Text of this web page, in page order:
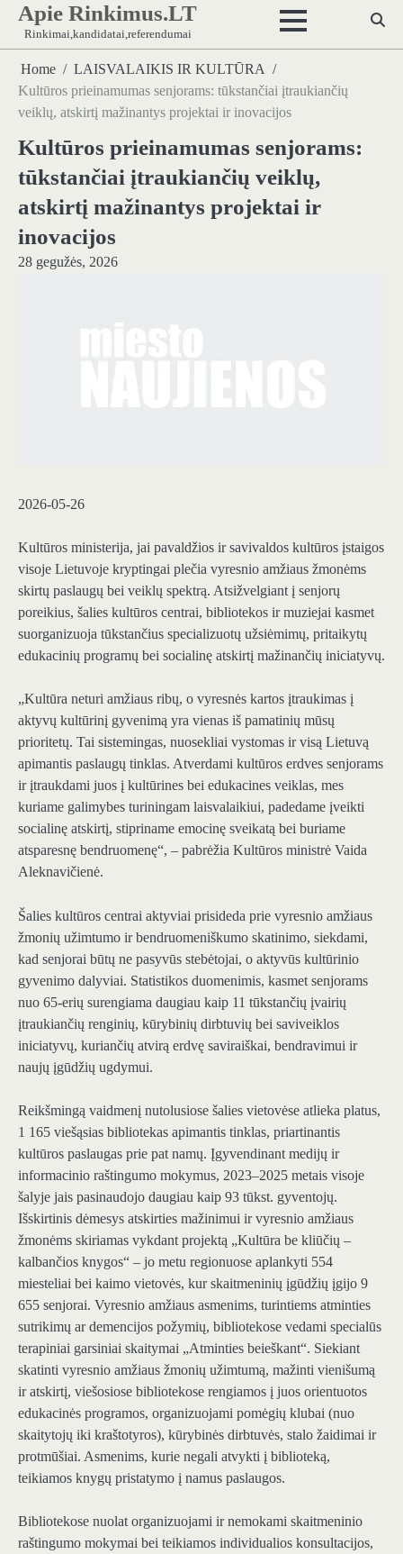
Skip
content
Apie Rinkimus.LT
Rinkimai,kandidatai,referendumai
Home
LAISVALAIKIS IR KULTŪRA
Kultūros prieinamumas senjorams: tūkstančiai įtraukiančių
veiklų, atskirtį mažinantys projektai ir inovacijos
Kultūros prieinamumas senjorams:
tūkstančiai įtraukiančių veiklų,
atskirtį mažinantys projektai ir
inovacijos
28 gegužės, 2026
2026-05-26
Kultūros ministerija, jai pavaldžios ir savivaldos kultūros įstaigos
visoje Lietuvoje kryptingai plečia vyresnio amžiaus žmonėms
skirtų paslaugų bei veiklų spektrą. Atsižvelgiant į senjorų
poreikius, šalies kultūros centrai, bibliotekos ir muziejai kasmet
suorganizuoja tūkstančius specializuotų užsiėmimų, pritaikytų
edukacinių programų bei socialinę atskirtį mažinančių iniciatyvų.
„Kultūra neturi amžiaus ribų, o vyresnės kartos įtraukimas į
aktyvų kultūrinį gyvenimą yra vienas iš pamatinių mūsų
prioritetų. Tai sistemingas, nuosekliai vystomas ir visą Lietuvą
apimantis paslaugų tinklas. Atverdami kultūros erdves senjorams
ir įtraukdami juos į kultūrines bei edukacines veiklas, mes
kuriame galimybes turiningam laisvalaikiui, padedame įveikti
socialinę atskirtį, stipriname emocinę sveikatą bei buriame
atsparesnę bendruomenę“, – pabrėžia Kultūros ministrė Vaida
Aleknavičienė.
Šalies kultūros centrai aktyviai prisideda prie vyresnio amžiaus
žmonių užimtumo ir bendruomeniškumo skatinimo, siekdami,
kad senjorai būtų ne pasyvūs stebėtojai, o aktyvūs kultūrinio
gyvenimo dalyviai. Statistikos duomenimis, kasmet senjorams
nuo 65-erių surengiama daugiau kaip 11 tūkstančių įvairių
įtraukiančių renginių, kūrybinių dirbtuvių bei saviveiklos
iniciatyvų, kuriančių atvirą erdvę saviraiškai, bendravimui ir
naujų įgūdžių ugdymui.
Reikšmingą vaidmenį nutolusiose šalies vietovėse atlieka platus,
1 165 viešąsias bibliotekas apimantis tinklas, priartinantis
kultūros paslaugas prie pat namų. Įgyvendinant medijų ir
informacinio raštingumo mokymus, 2023–2025 metais visoje
šalyje jais pasinaudojo daugiau kaip 93 tūkst. gyventojų.
Išskirtinis dėmesys atskirties mažinimui ir vyresnio amžiaus
žmonėms skiriamas vykdant projektą „Kultūra be kliūčių –
kalbančios knygos“ – jo metu regionuose aplankyti 554
miesteliai bei kaimo vietovės, kur skaitmeninių įgūdžių įgijo 9
655 senjorai. Vyresnio amžiaus asmenims, turintiems atminties
sutrikimų ar demencijos požymių, bibliotekose vedami specialūs
terapiniai garsiniai skaitymai „Atminties beieškant“. Siekiant
skatinti vyresnio amžiaus žmonių užimtumą, mažinti vienišumą
ir atskirtį, viešosiose bibliotekose rengiamos į juos orientuotos
edukacinės programos, organizuojami pomėgių klubai (nuo
skaitytojų iki kraštotyros), kūrybinės dirbtuvės, stalo žaidimai ir
protmūšiai. Asmenims, kurie negali atvykti į biblioteką,
teikiamos knygų pristatymo į namus paslaugos.
Bibliotekose nuolat organizuojami ir nemokami skaitmeninio
raštingumo mokymai bei teikiamos individualios konsultacijos,